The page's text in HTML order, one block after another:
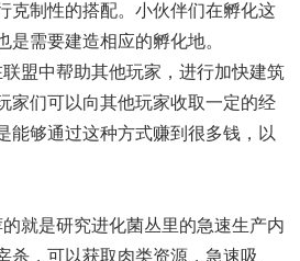
克制性的搭配。小伙伴们在孵化这
是需要建造相应的孵化地。
盟中帮助其他玩家，进行加快建筑
家们可以向其他玩家收取一定的经
能够通过这种方式赚到很多钱，以
就是研究进化菌丛里的急速生产内
杀，可以获取肉类资源，急速吸